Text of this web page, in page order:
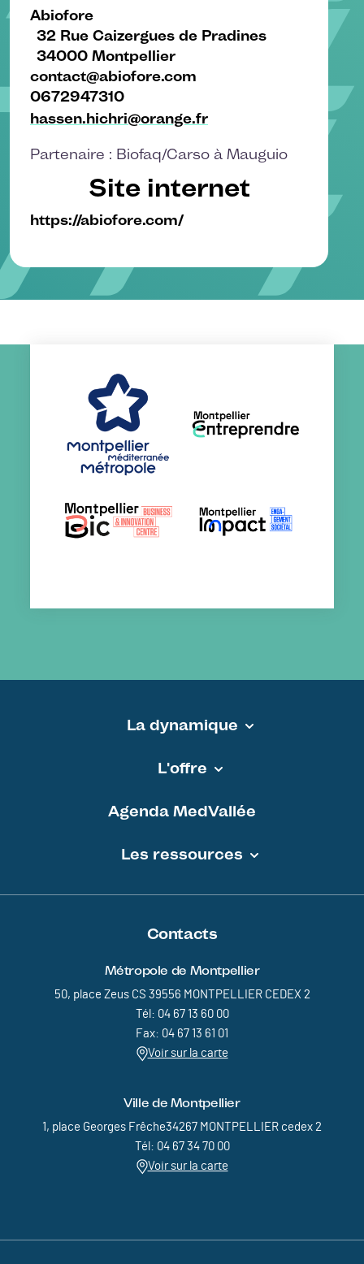
Abiofore
32 Rue Caizergues de Pradines
34000 Montpellier
contact@abiofore.com
0672947310
hassen.hichri@orange.fr
Partenaire : Biofaq/Carso à Mauguio
Site internet
https://abiofore.com/
Pied de page - MEDVALLEE
La dynamique
L'offre
Agenda MedVallée
Les ressources
Contacts
Métropole de Montpellier
50, place Zeus CS 39556 MONTPELLIER CEDEX 2
Tél: 04 67 13 60 00
Fax: 04 67 13 61 01
Voir sur la carte
Ville de Montpellier
1, place Georges Frêche34267 MONTPELLIER cedex 2
Tél: 04 67 34 70 00
Voir sur la carte